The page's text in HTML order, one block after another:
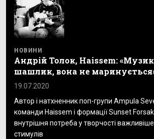
НОВИНИ
Андрій Толок, Haissem:
шашлик, вона не
19.07.2020
Автор і натхненник поп-групи Ampula
команди Haissem і формації Sunset
внутрішня потреба у творчості важливіше
стимулів